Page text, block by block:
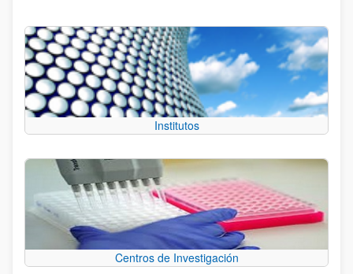
Institutos
Centros de Investigación